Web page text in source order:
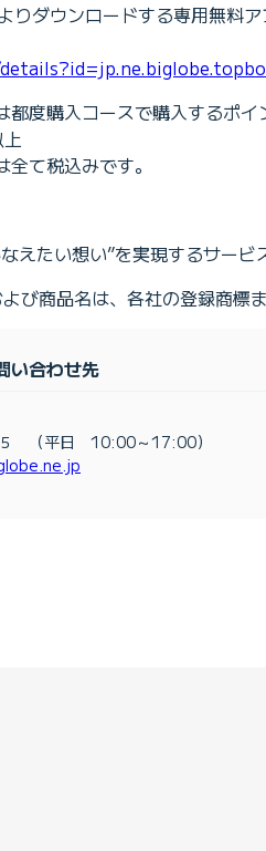
ダウンロードする専用無料
度購入コースで購入するポイ
全て税込みです。
えたい想い”を実現するサー
び商品名は、各社の登録商標
い合わせ先
５ （平日 10:00～17:00）